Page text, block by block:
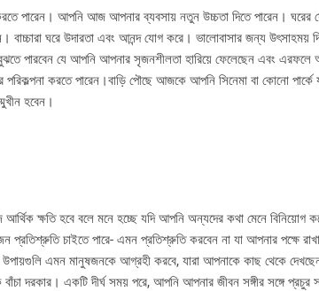
আপনি আজ আপনার ব্যবসায় নতুন উচ্চতা দিতে পারেন। ঘরের
বাচ্চারা ঘরে উদারতা এবং আনন্দ যোগ করে। ভালোবাসার জন্য উৎসাহময়
পারবেন যে আপনি আপনার সৃজনশীলতা হারিয়ে ফেলেছেন এবং এরফলে
করতে পারেন।বাড়ি পৌছে আজকে আপনি সিনেমা বা কোনো পার্কে
হবেন।
ক্ষতি হবে বলে মনে হচ্ছে যদি আপনি অন্যদের কথা মেনে বিনিয়োগ
চাইতে পারে- এমন প্রতিশ্রুতি করবেন না যা আপনার পক্ষে
এমন মানুষজনকে আগ্রহী করবে, যারা আপনাকে কাছ থেকে
দরকার। একটি দীর্ঘ সময় পরে, আপনি আপনার জীবন সঙ্গীর সঙ্গে প্রচুর